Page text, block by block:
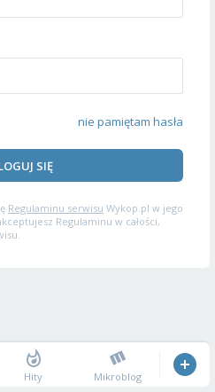
nie pamiętam hasła
SIĘ
Regulaminu serwisu Wykop.pl w jego
Regulaminu w całości,
Hity Mikroblog